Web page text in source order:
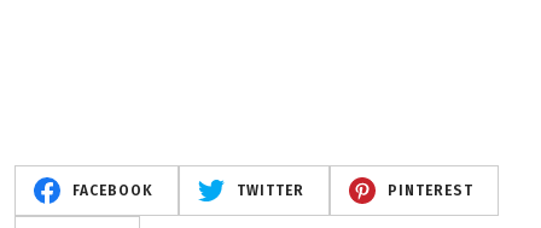
FACEBOOK TWITTER PINTEREST